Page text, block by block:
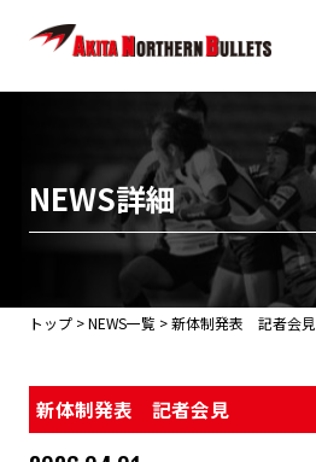
NEWS詳細
トップ>NEWS一覧 > 新体制発表 記者会見
新体制発表 記者会見